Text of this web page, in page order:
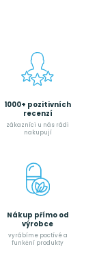
1000+ pozitivních
recenzí
zákazníci u nás rádi
nakupují
Nákup přímo od
výrobce
vyrábíme poctívé a
funkční produkty